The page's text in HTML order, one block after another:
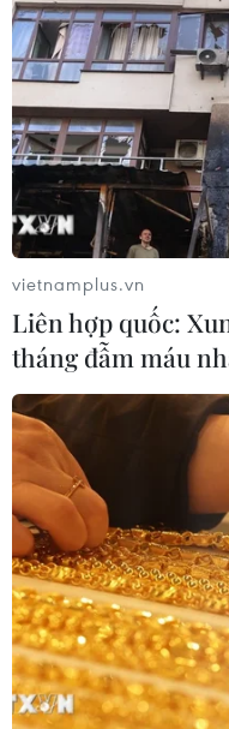
Chủ động nguồn
nghị cấp cao APEC
06/08/2026 04:31
Doanh nghiệp Trung
cao triển vọng hợp
06/08/2026 04:14
Thống đốc Fed
suất nếu lạm phát
nhiệt
06/08/2026 03:46
Sản lượng vàng của
giảm trong nửa đầu
06/08/2026 03:41
vietnamplus.vn
Liên hợp quốc:
tháng đẫm máu